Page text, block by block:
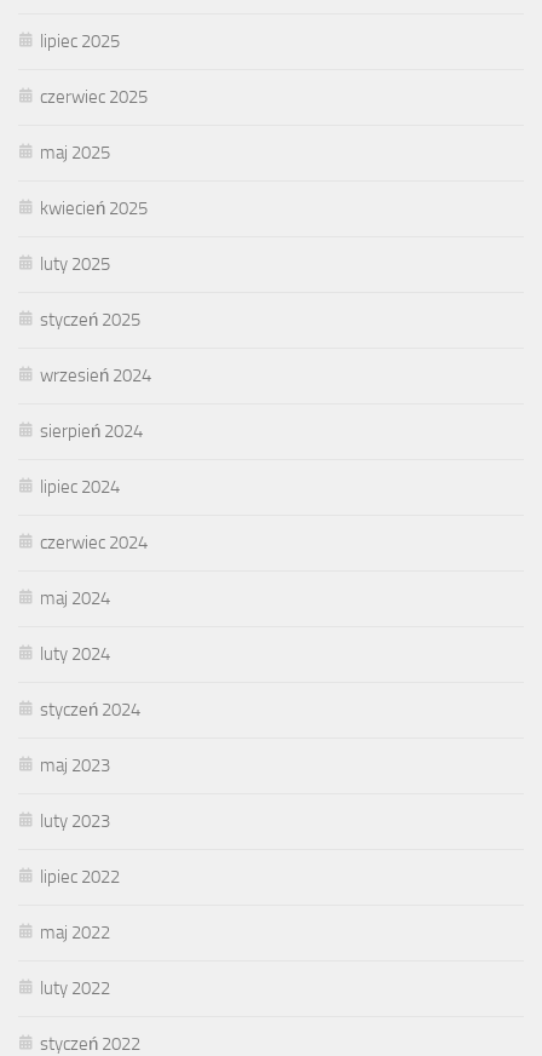
lipiec 2025
czerwiec 2025
maj 2025
kwiecień 2025
luty 2025
styczeń 2025
wrzesień 2024
sierpień 2024
lipiec 2024
czerwiec 2024
maj 2024
luty 2024
styczeń 2024
maj 2023
luty 2023
lipiec 2022
maj 2022
luty 2022
styczeń 2022